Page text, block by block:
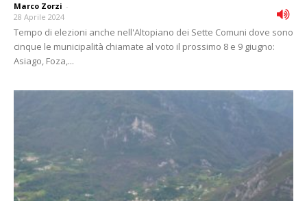
Marco Zorzi -
28 Aprile 2024
Tempo di elezioni anche nell'Altopiano dei Sette Comuni dove sono
cinque le municipalità chiamate al voto il prossimo 8 e 9 giugno:
Asiago, Foza,...